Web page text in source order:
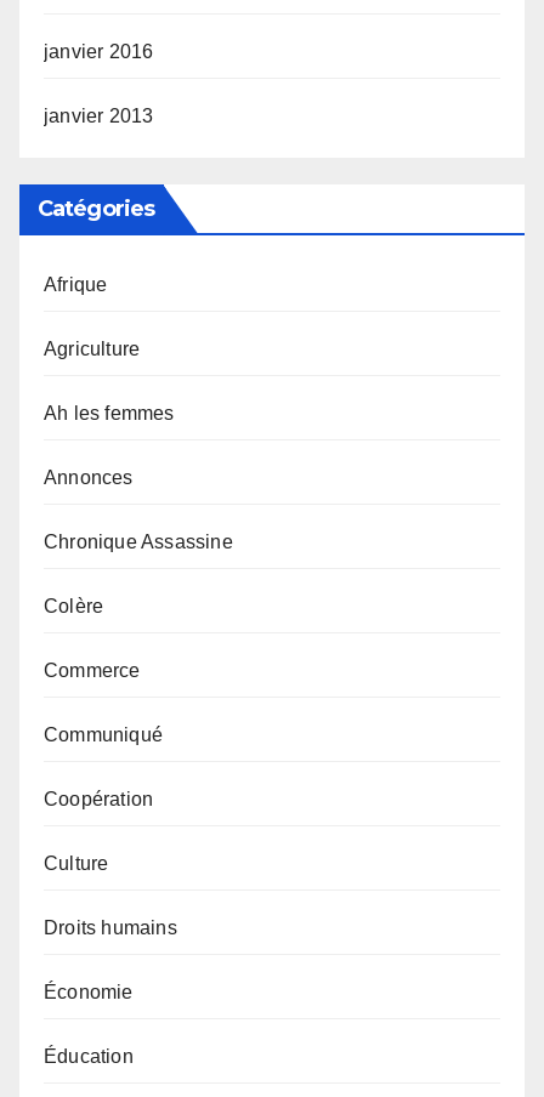
janvier 2016
janvier 2013
Catégories
Afrique
Agriculture
Ah les femmes
Annonces
Chronique Assassine
Colère
Commerce
Communiqué
Coopération
Culture
Droits humains
Économie
Éducation